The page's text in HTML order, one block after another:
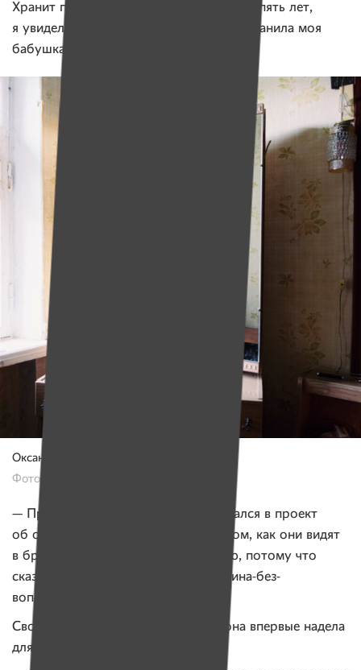
Хранит платье 20 лет. «Когда мне было пять лет,
я увидела свадебное платье, которое хранила моя
бабушка. Меня это очень тронуло».
Оксана, 31 год.
Фото: Оксана Вениаминова, «Имена»
— Проект о памяти трансформировался в проект
об отношении женщин к браку. О том, как они видят
в браке свои место и роль — «храню, потому что
сказали». Женщина-традиция, женщина-без-
вопросов, — говорит Оксана.
Свое белое платье после свадьбы она впервые надела
для проекта. Оказалось неудобно: